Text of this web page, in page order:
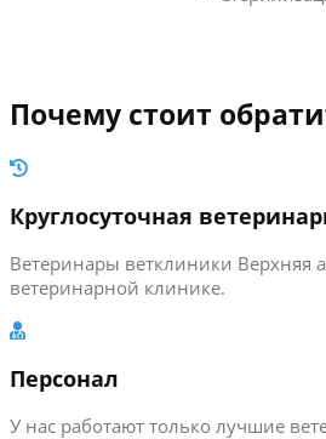
Почему стоит
Круглосуточная
Ветеринары ветклиники Верхняя
ветеринарной клинике.
Персонал
У нас работают только лучшие